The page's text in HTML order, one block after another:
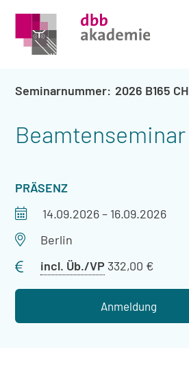
2026 B165 CH
Beamtenseminar
VERANSTALTUNGSART
PRÄSENZ
Veranstaltungszeitraum
14.09.2026– 16.09.2026
Veranstaltungsort
Berlin
incl. Üb./VP Preis
Übernachtung
332,00 €
Anmeldung